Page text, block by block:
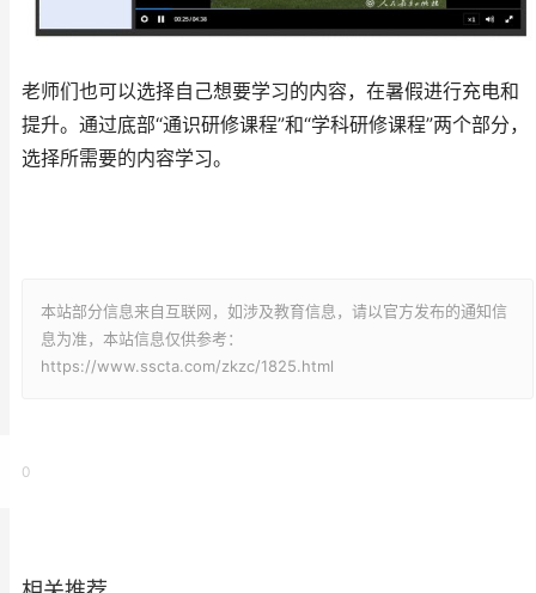
老师们也可以选择自己想要学习的内容，在暑假进行充电和
提升。通过底部“通识研修课程”和“学科研修课程”两个部分，
选择所需要的内容学习。
本站部分信息来自互联网，如涉及教育信息，请以官方发布的通知信
息为准，本站信息仅供参考：
https://www.sscta.com/zkzc/1825.html
0